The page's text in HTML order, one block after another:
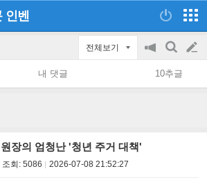
인벤
전체보기
공
지
on/off
검
색
글
쓰
내 댓글 10추글
장의 엄청난 '청년 주거 대책'
조회: 5086 2026-07-08 21:52:27